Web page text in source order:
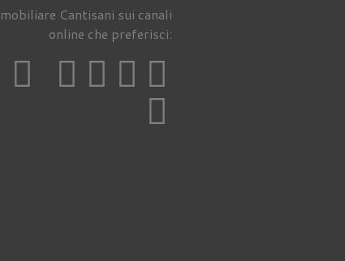
Cantisani sui canali
online che preferisci: